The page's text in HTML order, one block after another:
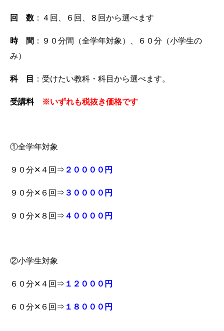
回 数 ：４回、６回、８回から選べます
時 間 ：９０分間（全学年対象）、６０分（小学生の
み）
科 目 ：受けたい教科・科目から選べます。
受講料 ※いずれも税抜き価格です
①全学年対象
９０分✕４回⇒ ２００００円
９０分✕６回⇒ ３００００円
９０分✕８回⇒ ４００００円
②小学生対象
６０分✕４回⇒ １２０００円
６０分✕６回⇒ １８０００円